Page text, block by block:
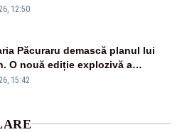
infantilă
12:50
Păcuraru demască planul lui
O nouă ediție explozivă a
„Miza Zilei” la Realitatea PLUS
15:42